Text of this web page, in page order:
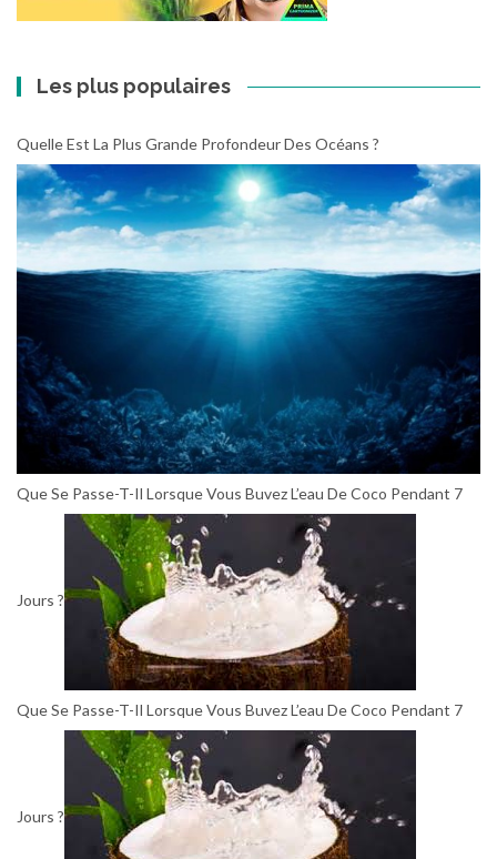
Les plus populaires
Quelle Est La Plus Grande Profondeur Des Océans ?
Que Se Passe-T-Il Lorsque Vous Buvez L’eau De Coco Pendant 7
Jours ?
Que Se Passe-T-Il Lorsque Vous Buvez L’eau De Coco Pendant 7
Jours ?